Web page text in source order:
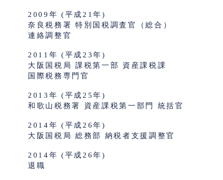
2009年 (平成21年)
奈良税務署 特別国税調査官（総合）
連絡調整官
2011年 (平成23年)
大阪国税局 課税第一部 資産課税課
国際税務専門官
2013年 (平成25年)
和歌山税務署 資産課税第一部門 統括官
2014年 (平成26年)
大阪国税局 総務部 納税者支援調整官
2014年 (平成26年)
退職